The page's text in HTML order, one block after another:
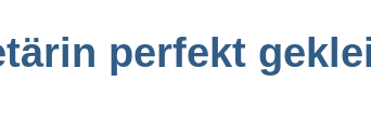
perfekt